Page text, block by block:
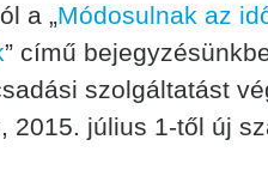
a „Módosulnak az
” című
szolgáltatást
2015. július 1-től új